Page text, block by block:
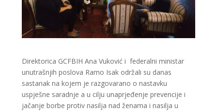
Direktorica GCFBIH Ana Vuković i federalni ministar
unutrašnjih poslova Ramo Isak održali su danas
sastanak na kojem je razgovarano o nastavku
uspješne saradnje a u cilju unaprjeđenje prevencije i
jačanje borbe protiv nasilja nad ženama i nasilja u